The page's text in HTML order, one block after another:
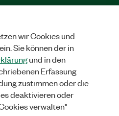
stellen
Feedback
YouTube
Twitter
wir Cookies und
Sie können der in
und in den
Erfassung
zustimmen oder die
deaktivieren oder
verwalten"